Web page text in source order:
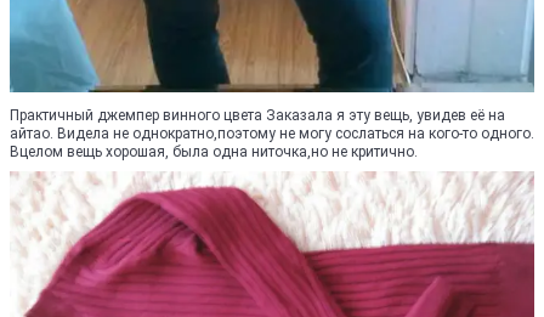
Практичный джемпер винного цвета Заказала я эту вещь, увидев её на
айтао. Видела не однократно,поэтому не могу сослаться на кого-то одного.
Вцелом вещь хорошая, была одна ниточка,но не критично.